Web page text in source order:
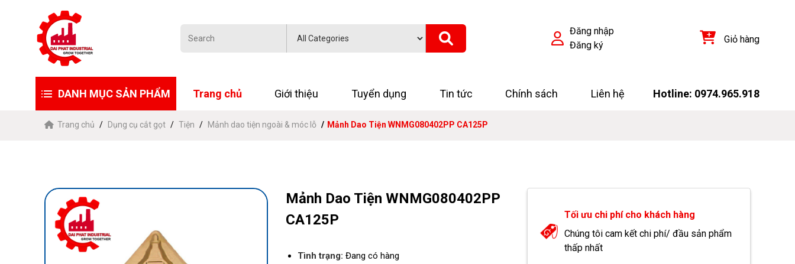
Đăng nhập
Đăng ký
Giỏ hàng
DANH MỤC SẢN PHẨM Trang chủ Giới thiệu Tuyển dụng Tin tức Chính sách Liên hệ Hotline: 0974.965.918
Trang chủ Dụng cụ cắt gọt Tiện Mảnh dao tiện ngoài & móc lỗ Mảnh Dao Tiện WNMG080402PP CA125P
Mảnh Dao Tiện WNMG080402PP
CA125P
Tình trạng: Đang có hàng
Tối ưu chi phí cho khách hàng
Chúng tôi cam kết chi phí/ đầu sản phẩm
thấp nhất